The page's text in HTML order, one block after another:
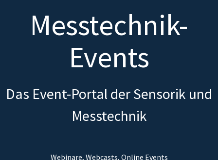
Messtechnik-
Events
Das Event-Portal der Sensorik und
Messtechnik
Webinare, Webcasts, Online Events